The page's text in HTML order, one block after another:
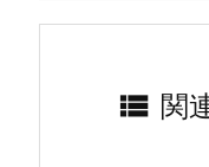
 関